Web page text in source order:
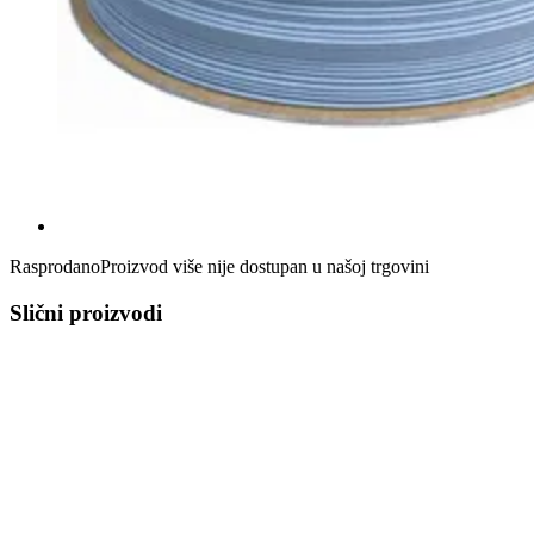
RasprodanoProizvod više nije dostupan u našoj trgovini
Slični proizvodi